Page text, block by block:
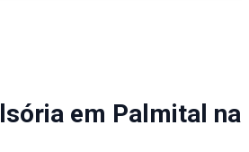
em Palmital na